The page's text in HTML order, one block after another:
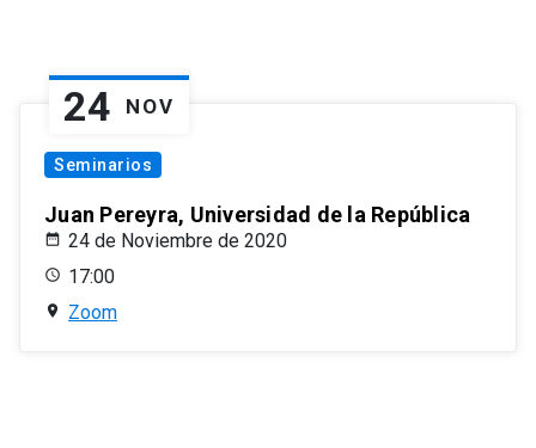
24 NOV
Seminarios
Juan Pereyra, Universidad de la República
24 de Noviembre de 2020
17:00
Zoom